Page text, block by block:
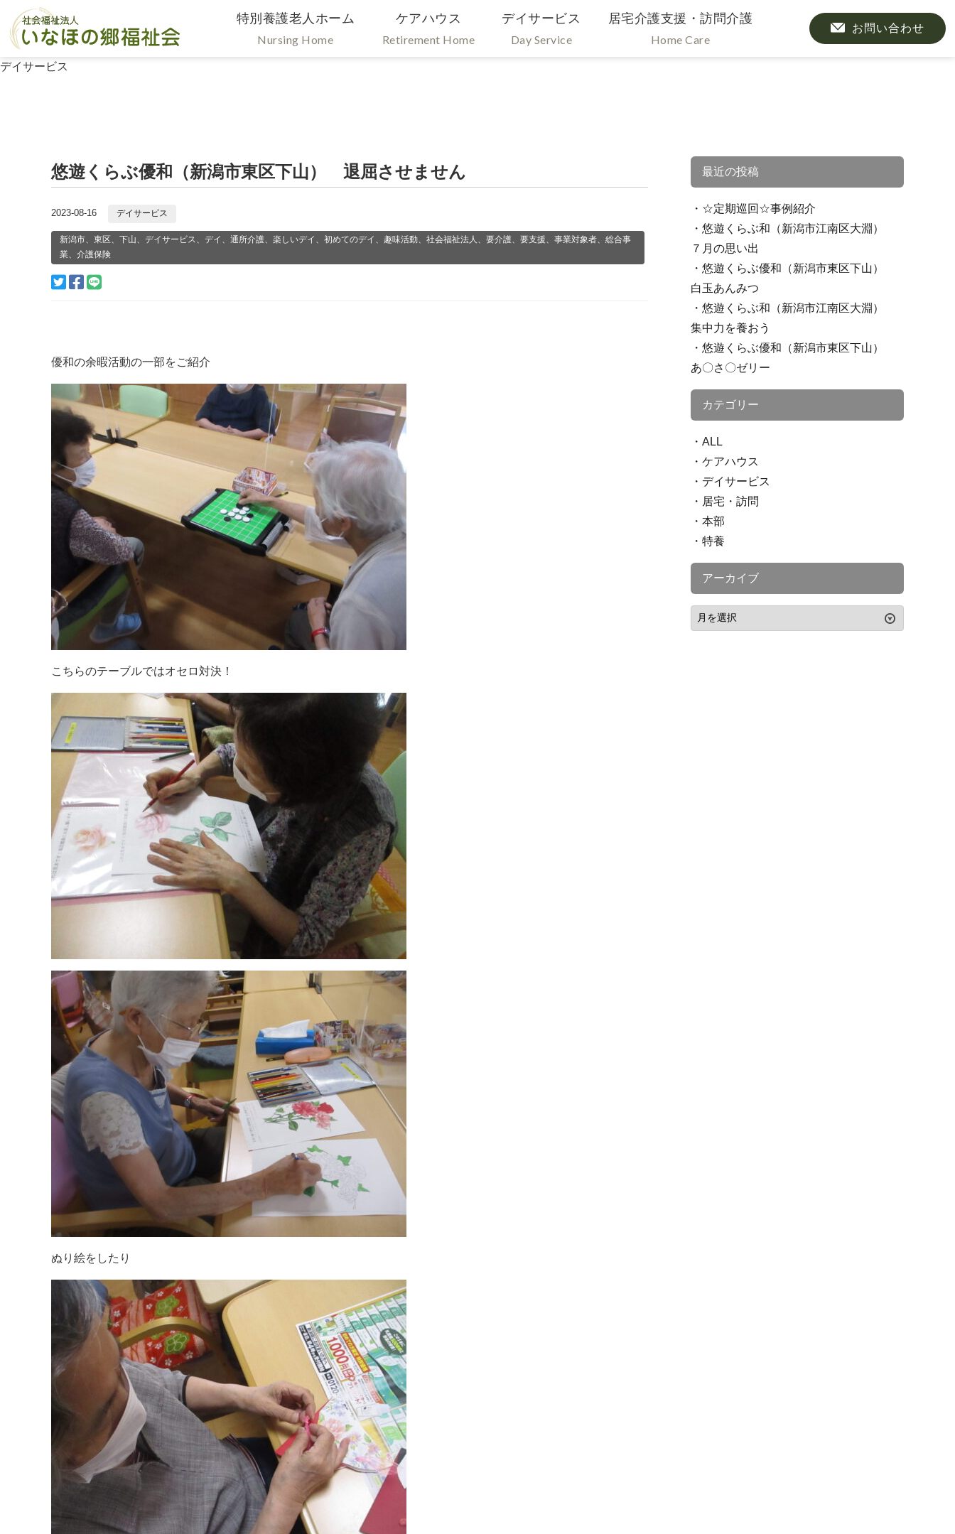
特別養護老人ホーム
Nursing Home
ケアハウス
Retirement Home
デイサービス
Day Service
居宅介護支援・訪問介護
Home Care
お問い合わせ
デイサービス
悠遊くらぶ優和（新潟市東区下山） 退屈させません
2023-08-16 デイサービス
新潟市、東区、下山、デイサービス、デイ、通所介護、楽しいデイ、初めてのデイ、趣味活動、社会福祉法人、要介護、要支援、事業対象者、総合事
業、介護保険
優和の余暇活動の一部をご紹介
こちらのテーブルではオセロ対決！
ぬり絵をしたり
最近の投稿
☆定期巡回☆事例紹介
悠遊くらぶ和（新潟市江南区大淵）
７月の思い出
悠遊くらぶ優和（新潟市東区下山）
白玉あんみつ
悠遊くらぶ和（新潟市江南区大淵）
集中力を養おう
悠遊くらぶ優和（新潟市東区下山）
あ〇さ〇ゼリー
カテゴリー
ALL
ケアハウス
デイサービス
居宅・訪問
本部
特養
アーカイブ